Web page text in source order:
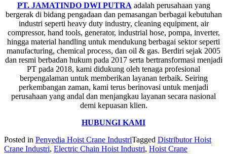
PT. JAMATINDO DWI PUTRA adalah perusahaan yang
bergerak di bidang pengadaan dan pemasangan berbagai kebutuhan
industri seperti heavy duty industry, cleaning equipment, air
compressor, hand tools, generator, industrial hose, pompa, inverter,
hingga material handling untuk mendukung berbagai sektor seperti
manufacturing, chemical process, dan oil & gas. Berdiri sejak 2005
dan resmi berbadan hukum pada 2017 serta bertransformasi menjadi
PT pada 2018, kami didukung oleh tenaga profesional
berpengalaman untuk memberikan layanan terbaik. Seiring
perkembangan zaman, kami terus berinovasi untuk menjadi
perusahaan yang andal dan menjangkau layanan secara nasional
demi kepuasan klien.
HUBUNGI KAMI
Posted in Penyedia Hoist Crane IndustriTagged Distributor Hoist
Crane Industri, Electric Chain Hoist Industri, Hoist Crane